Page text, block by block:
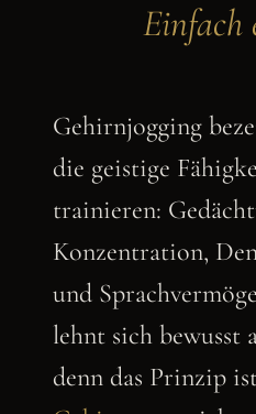
Einfach
Gehirnjogging
die geistige
trainieren:
Konzentration,
und
lehnt sich bewusst
denn das Prinzip